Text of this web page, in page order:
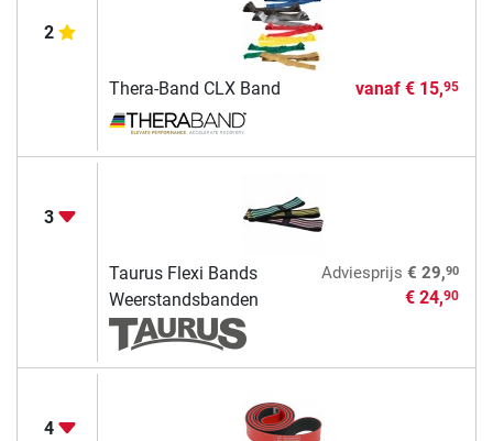
2
Thera-Band CLX Band vanaf € 15,95
3
Taurus Flexi Bands
Weerstandsbanden
Adviesprijs € 29,90
€ 24,90
4